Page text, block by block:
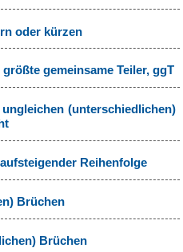
oder kürzen
gemeinsame Teiler, ggT
(unterschiedlichen)
Reihenfolge
Brüchen
Brüchen